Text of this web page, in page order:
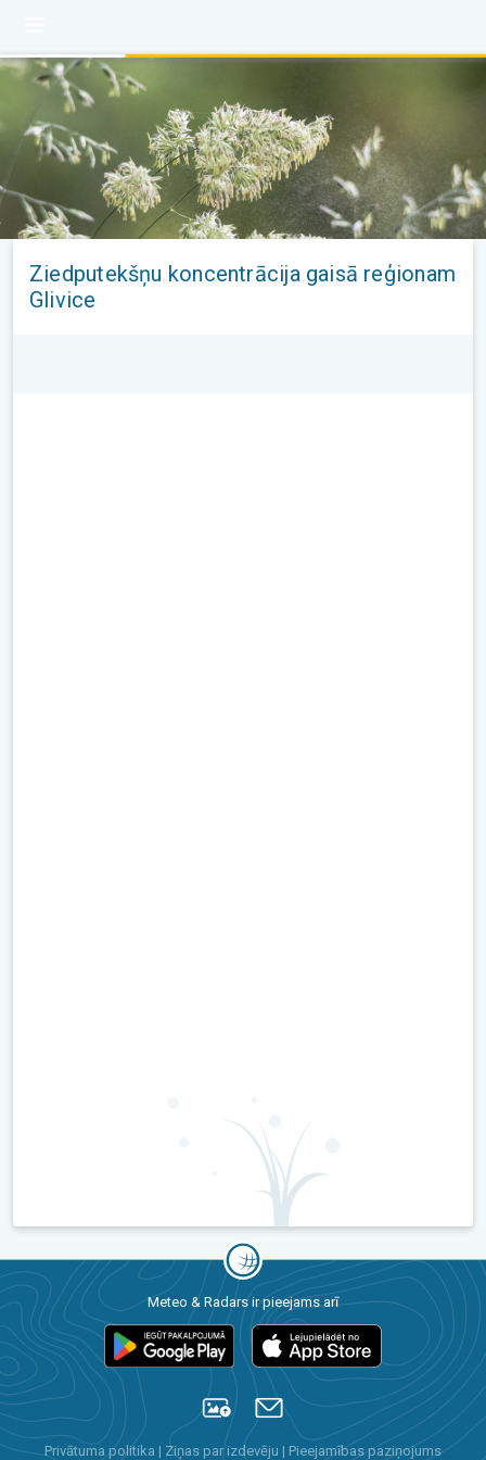
Ziedputekšņu koncentrācija gaisā reģionam
Glivice
Meteo & Radars ir pieejams arī
Privātuma politika | Ziņas par izdevēju | Pieejamības paziņojums